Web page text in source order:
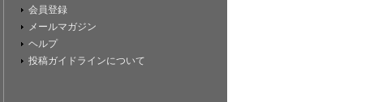
会員登録
メールマガジン
ヘルプ
投稿ガイドラインについて